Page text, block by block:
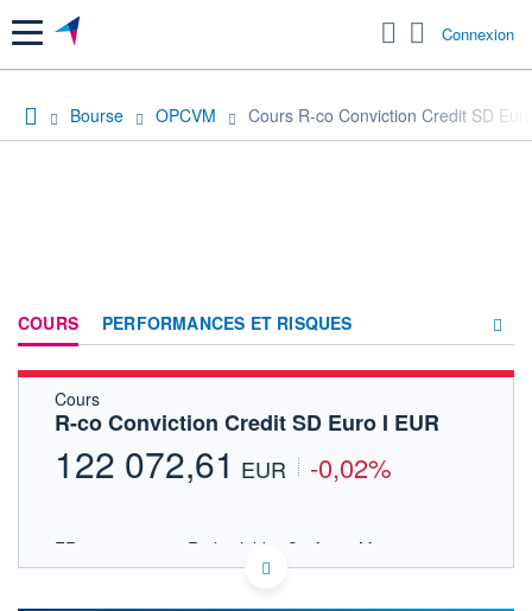
Menu Connexion
Bourse OPCVM Cours R-co Conviction Credit SD
COURS PERFORMANCES ET RISQUES
Cours
R-co Conviction Credit SD Euro I EUR
122 072,61 EUR -0,02%
FR0011208073 - Rothschild & Co Asset Management
OPCVM DERNIER COURS CONNU AU 06/08/2026